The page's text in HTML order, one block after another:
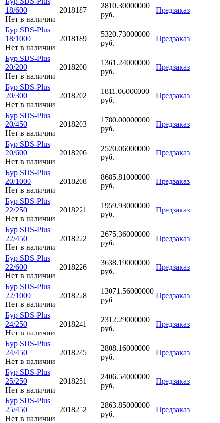
18/600
Нет в наличии
2018187
2810.30000000
руб.
Предзаказ
Бур SDS-Plus
18/1000
Нет в наличии
2018189
5320.73000000
руб.
Предзаказ
Бур SDS-Plus
20/200
Нет в наличии
2018200
1361.24000000
руб.
Предзаказ
Бур SDS-Plus
20/300
Нет в наличии
2018202
1811.06000000
руб.
Предзаказ
Бур SDS-Plus
20/450
Нет в наличии
2018203
1780.00000000
руб.
Предзаказ
Бур SDS-Plus
20/600
Нет в наличии
2018206
2520.06000000
руб.
Предзаказ
Бур SDS-Plus
20/1000
Нет в наличии
2018208
8685.81000000
руб.
Предзаказ
Бур SDS-Plus
22/250
Нет в наличии
2018221
1959.93000000
руб.
Предзаказ
Бур SDS-Plus
22/450
Нет в наличии
2018222
2675.36000000
руб.
Предзаказ
Бур SDS-Plus
22/600
Нет в наличии
2018226
3638.19000000
руб.
Предзаказ
Бур SDS-Plus
22/1000
Нет в наличии
2018228
13071.56000000
руб.
Предзаказ
Бур SDS-Plus
24/250
Нет в наличии
2018241
2312.29000000
руб.
Предзаказ
Бур SDS-Plus
24/450
Нет в наличии
2018245
2808.16000000
руб.
Предзаказ
Бур SDS-Plus
25/250
Нет в наличии
2018251
2406.54000000
руб.
Предзаказ
Бур SDS-Plus
25/450
Нет в наличии
2018252
2863.85000000
руб.
Предзаказ